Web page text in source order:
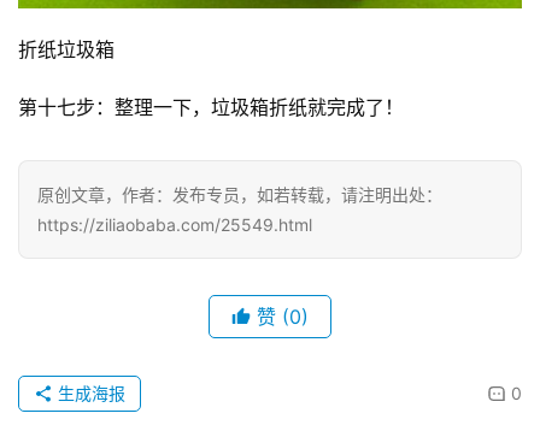
折纸垃圾箱
第十七步：整理一下，垃圾箱折纸就完成了！
原创文章，作者：发布专员，如若转载，请注明出处：
https://ziliaobaba.com/25549.html
赞 (0)
0
生成海报